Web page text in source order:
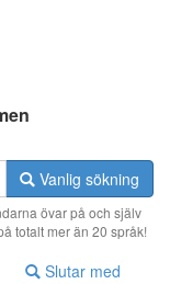
Vanlig sökning
övar på och själv
totalt mer än 20 språk!
Slutar med